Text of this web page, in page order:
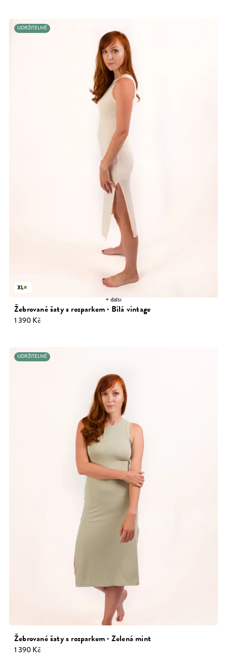
UDRŽITELNÉ
Žebrované šaty s rozparkem · Bílá vintage
1 390 Kč
XL
+ další
UDRŽITELNÉ
Žebrované šaty s rozparkem · Zelená mint
1 390 Kč